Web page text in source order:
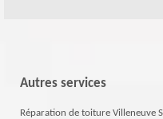
Autres services
Réparation de toiture Villeneuve